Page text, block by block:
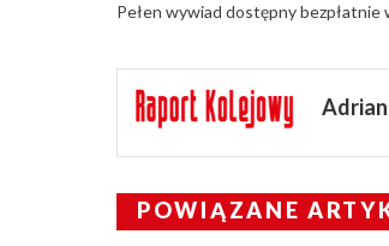
Pełen wywiad dostępny
POWIĄZANE